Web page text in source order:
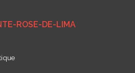
ROSE-DE-LIMA